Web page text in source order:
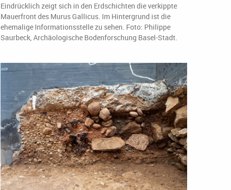
Eindrücklich zeigt sich in den Erdschichten die verkippte
Mauerfront des Murus Gallicus. Im Hintergrund ist die
ehemalige Informationsstelle zu sehen. Foto: Philippe
Saurbeck, Archäologische Bodenforschung Basel-Stadt.